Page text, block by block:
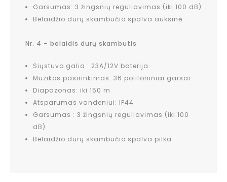
Garsumas: 3 žingsnių reguliavimas (iki 100 dB)
Belaidžio durų skambučio spalva auksinė
Nr. 4 – belaidis durų skambutis
Siųstuvo galia : 23A/12V baterija
Muzikos pasirinkimas: 36 polifoniniai garsai
Diapazonas: iki 150 m
Atsparumas vandeniui: IP44
Garsumas : 3 žingsnių reguliavimas (iki 100
dB)
Belaidžio durų skambučio spalva pilka